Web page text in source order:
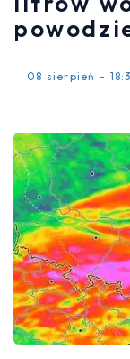
08 sierpień -